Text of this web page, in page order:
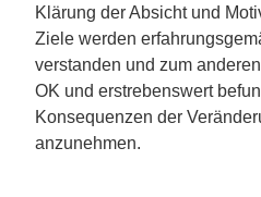
Klärung der Absicht und
Ziele werden
verstanden und zum
OK und erstrebenswert
Konsequenzen der
anzunehmen.